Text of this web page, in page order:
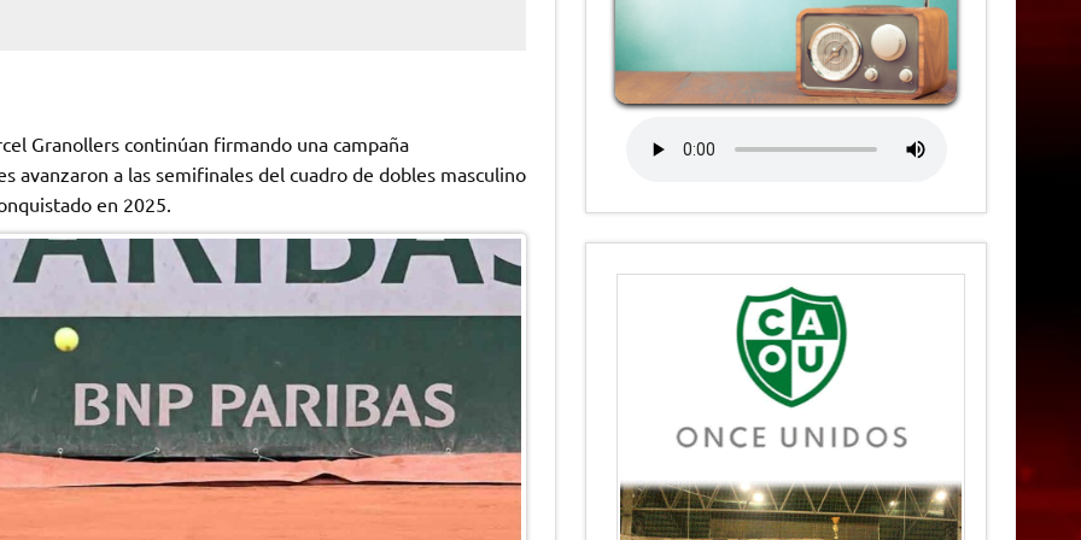
Granollers continúan firmando una campaña
avanzaron a las semifinales del cuadro de dobles masculino
en 2025.